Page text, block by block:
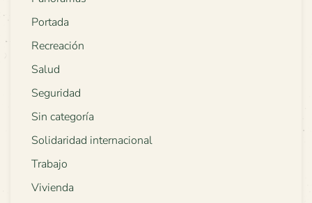
Portada
Recreación
Salud
Seguridad
Sin categoría
Solidaridad internacional
Trabajo
Vivienda